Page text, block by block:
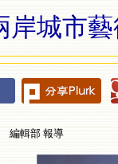
岸城市
編輯部 報導